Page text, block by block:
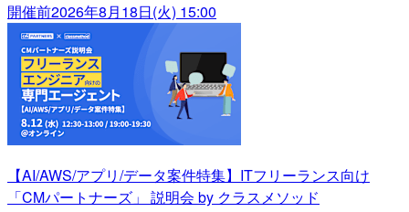
開催前2026年8月18日(火) 15:00
【AI/AWS/アプリ/データ案件特集】ITフリーランス向け
「CMパートナーズ」 説明会 by クラスメソッド